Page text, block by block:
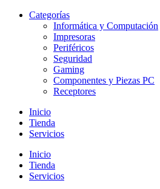
Categorías
Informática y Computación
Impresoras
Periféricos
Seguridad
Gaming
Componentes y Piezas PC
Receptores
Inicio
Tienda
Servicios
Inicio
Tienda
Servicios